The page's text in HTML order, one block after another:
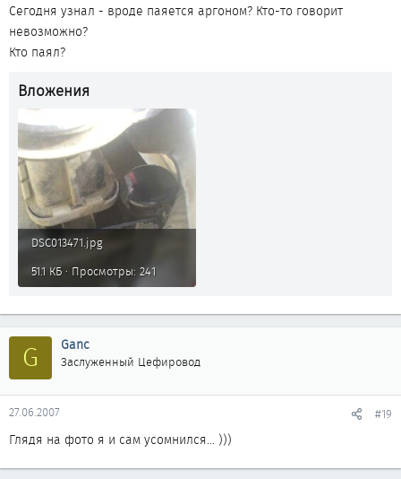
Сегодня узнал - вроде паяется аргоном? Кто-то говорит
невозможно?
Кто паял?
Вложения
DSC013471.jpg
51.1 КБ · Просмотры: 241
G Ganc
Заслуженный Цефировод
27.06.2007 #19
Глядя на фото я и сам усомнился... )))